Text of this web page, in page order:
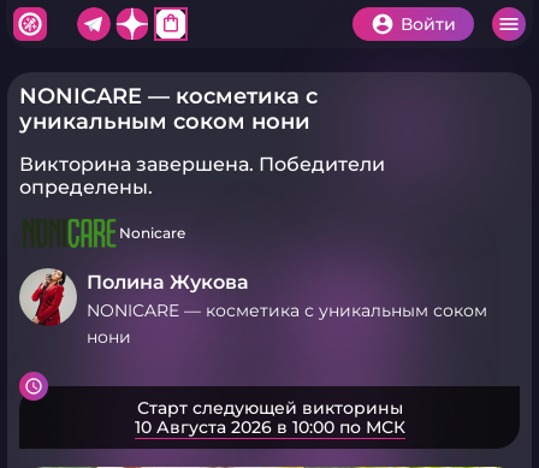
shopping_bag Войти
NONICARE — косметика с
уникальным соком нони
Викторина завершена. Победители
определены.
Nonicare
Полина Жукова
NONICARE — косметика с уникальным соком
нони
Старт следующей викторины
10 Августа 2026 в 10:00 по МСК